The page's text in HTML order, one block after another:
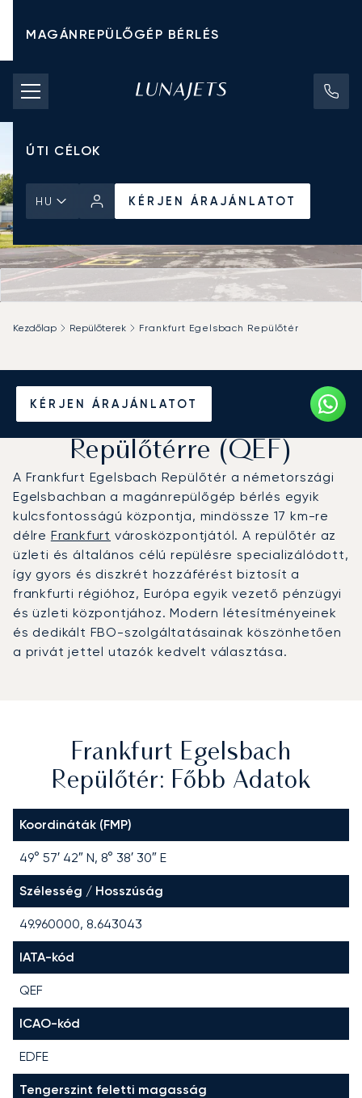
MAGÁNREPÜLŐGÉP BÉRLÉS
CHARTER ÁRAK
MAGÁNREPÜLŐGÉPEK
ÚTI CÉLOK
HU KÉRJEN ÁRAJÁNLATOT
KÉRJEN ÁRAJÁNLATOT
Kezdőlap Repülőterek Frankfurt Egelsbach Repülőtér
Magánrepülőgép bérlése a
Frankfurt Egelsbach
Repülőtérre (QEF)
A Frankfurt Egelsbach Repülőtér a németországi
Egelsbachban a magánrepülőgép bérlés egyik
kulcsfontosságú központja, mindössze 17 km-re
délre Frankfurt városközpontjától. A repülőtér az
üzleti és általános célú repülésre specializálódott,
így gyors és diszkrét hozzáférést biztosít a
frankfurti régióhoz, Európa egyik vezető pénzügyi
és üzleti központjához. Modern létesítményeinek
és dedikált FBO-szolgáltatásainak köszönhetően
a privát jettel utazók kedvelt választása.
Frankfurt Egelsbach
Repülőtér: Főbb Adatok
Koordináták (FMP)
49° 57′ 42″ N, 8° 38′ 30″ E
Szélesség / Hosszúság
49.960000, 8.643043
IATA-kód
QEF
ICAO-kód
EDFE
Tengerszint feletti magasság